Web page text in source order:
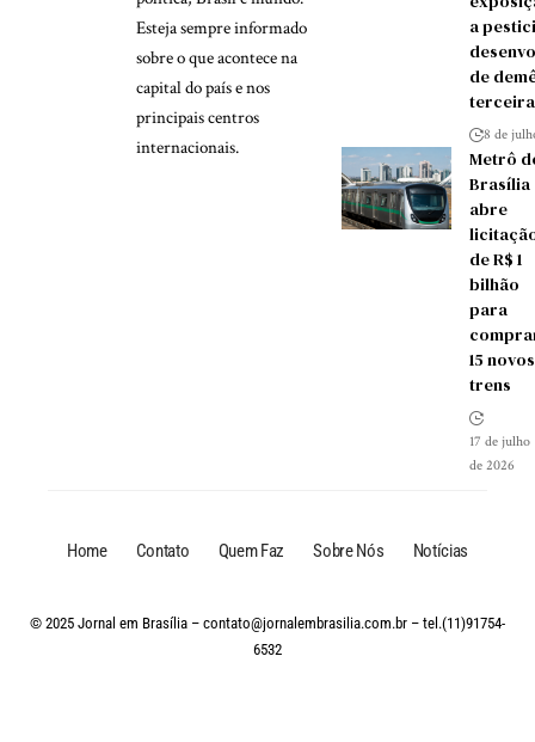
Esteja sempre informado
sobre o que acontece na
capital do país e nos
principais centros
internacionais.
a
de
8 de
Metrô
Brasília
abre
de R$ 1
bilhão
para
15 novos
trens
17 de julho
de 2026
Home Contato Quem Faz Sobre Nós Notícias
© 2025 Jornal em Brasília – contato@jornalembrasilia.com.br – tel.(11)91754-
6532